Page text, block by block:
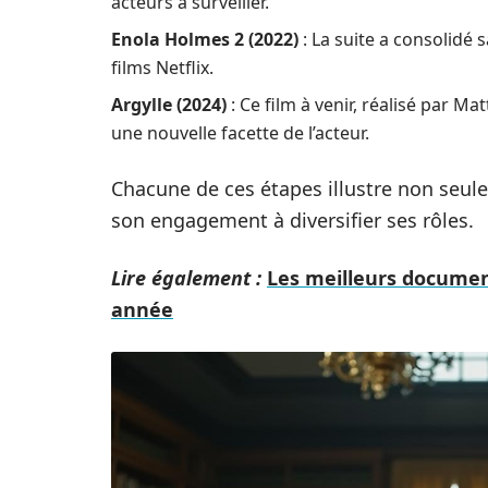
Enola Holmes 2 (2022) : La suite a consolidé
films Netflix.
Argylle (2024) : Ce film à venir, réalisé par
une nouvelle facette de l’acteur.
Chacune de ces étapes illustre non
son engagement à diversifier ses rôles.
Lire également : Les meilleurs
année